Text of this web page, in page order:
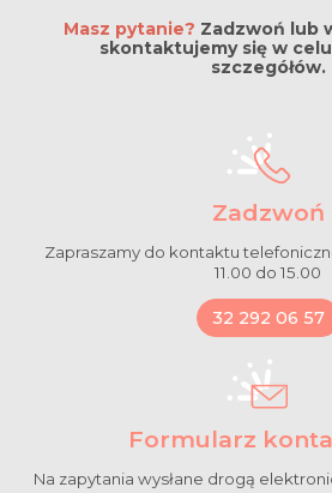
Masz pytanie? Zadzwoń lub
skontaktujemy się w
szczegółów.
Zadzwoń
Zapraszamy do kontaktu
11.00 do 15.00
32 292 06 57
Formularz
Na zapytania wysłane drogą